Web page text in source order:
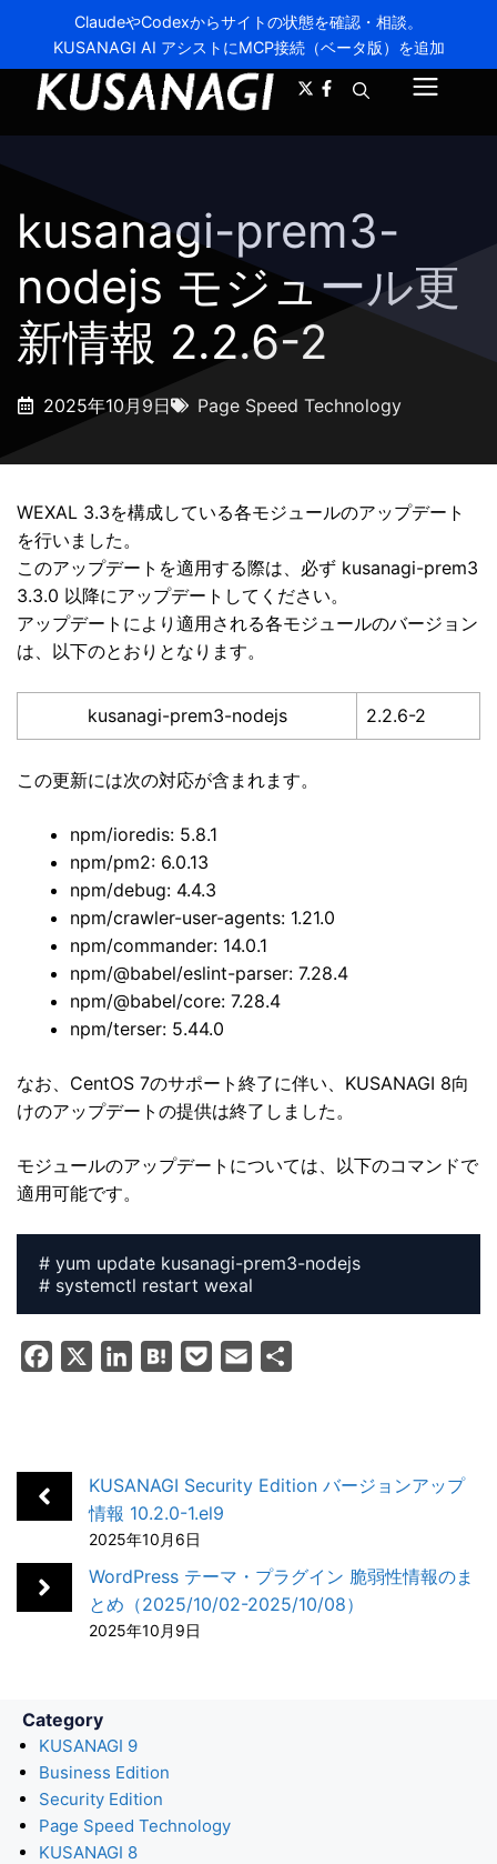
ClaudeやCodexからサイトの状態を確認・相談。
KUSANAGI AI アシストにMCP接続（ベータ版）を追加
ニ
kusanagi-prem3-
nodejs モジュール更
新情報 2.2.6-2
2025年10月9日 Page Speed Technology
WEXAL 3.3を構成している各モジュールのアップデート
を行いました。
このアップデートを適用する際は、必ず kusanagi-prem3
3.3.0 以降にアップデートしてください。
アップデートにより適用される各モジュールのバージョン
は、以下のとおりとなります。
kusanagi-prem3-nodejs 2.2.6-2
この更新には次の対応が含まれます。
npm/ioredis: 5.8.1
npm/pm2: 6.0.13
npm/debug: 4.4.3
npm/crawler-user-agents: 1.21.0
npm/commander: 14.0.1
npm/@babel/eslint-parser: 7.28.4
npm/@babel/core: 7.28.4
npm/terser: 5.44.0
なお、CentOS 7のサポート終了に伴い、KUSANAGI 8向
けのアップデートの提供は終了しました。
モジュールのアップデートについては、以下のコマンドで
適用可能です。
# yum update kusanagi-prem3-nodejs
# systemctl restart wexal
e
d
I
n
n
a
e
t
l
KUSANAGI Security Edition バージョンアップ
情報 10.2.0-1.el9
2025年10月6日
WordPress テーマ・プラグイン 脆弱性情報のま
とめ（2025/10/02-2025/10/08）
2025年10月9日
Category
KUSANAGI 9
Business Edition
Security Edition
Page Speed Technology
KUSANAGI 8
A- A+